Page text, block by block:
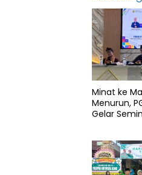
Minat ke
Menurun,
Gelar